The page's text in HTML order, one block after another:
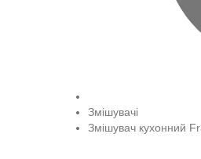
Змішувачі
Змішувач кухонний